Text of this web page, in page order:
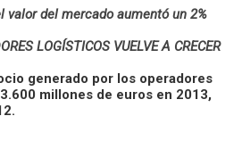
valor del mercado aumentó un 2%
LOGÍSTICOS VUELVE A CRECER
generado por los operadores
millones de euros en 2013,